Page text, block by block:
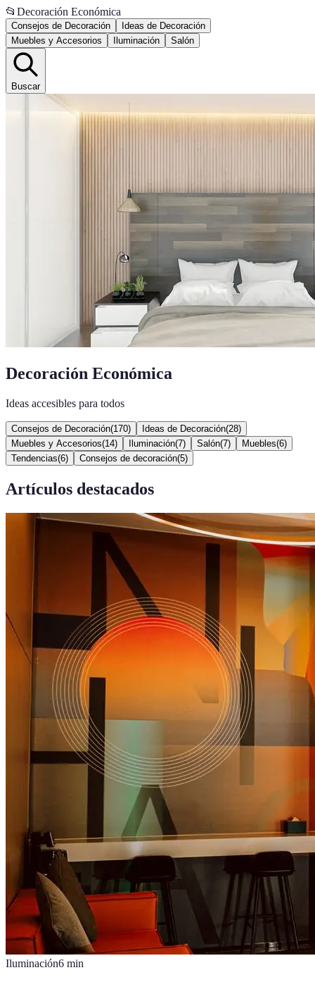
📂 Decoración Económica
Consejos de Decoración
Ideas de Decoración
Muebles y Accesorios
Iluminación Salón
Buscar
Decoración Económica
Ideas accesibles para todos
Consejos de Decoración(170) Ideas de Decoración(28)
Muebles y Accesorios(14) Iluminación(7) Salón(7) Muebles(6)
Tendencias(6) Consejos de decoración(5)
Artículos destacados
Iluminación6 min